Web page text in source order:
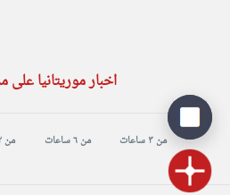
اخبار موريتانيا على
من ٣ ساعات من ٦ ساعات من ١٢ ساعة